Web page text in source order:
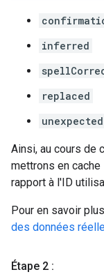
inferred
replaced
unexpected
Ainsi, au cours de
mettrons en
rapport à l'ID
Pour en savoir
des données
Étape 2 :